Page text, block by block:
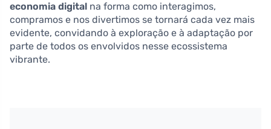
economia digital na forma como interagimos,
compramos e nos divertimos se tornará cada vez mais
evidente, convidando à exploração e à adaptação por
parte de todos os envolvidos nesse ecossistema
vibrante.